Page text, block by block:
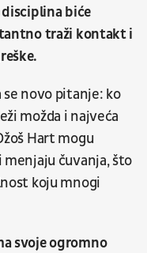
biće
traži kontakt i
se novo pitanje: ko
možda i najveća
Hart mogu
čuvanja, što
koju mnogi
svoje ogromno